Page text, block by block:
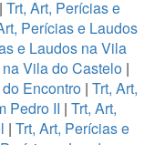
Trt, Art, Perícias e
Perícias e Laudos
e Laudos na Vila
Vila do Castelo |
Encontro | Trt, Art,
Pedro II | Trt, Art,
| Trt, Art, Perícias e